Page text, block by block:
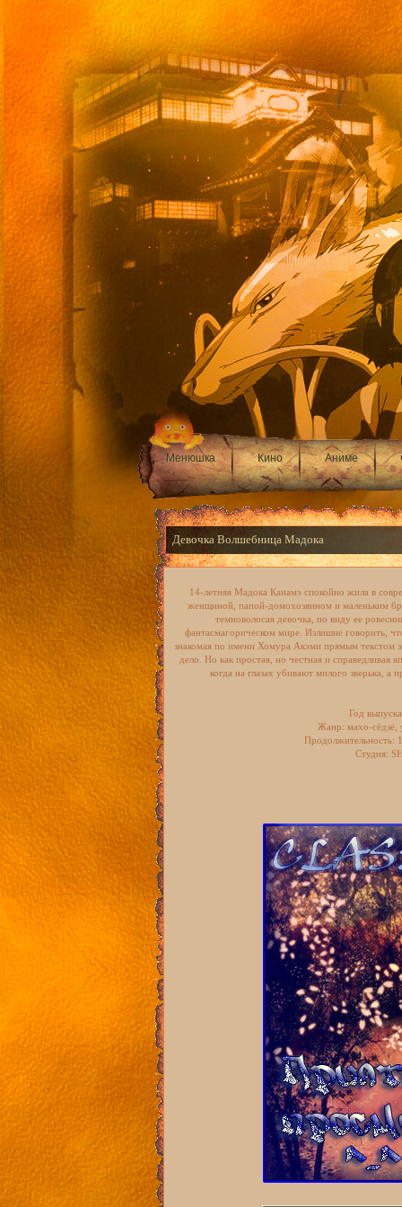
Менюшка Кино Аниме
Девочка Волшебница Мадока
14-летняя Мадока Канамэ спокойно жила в
женщиной, папой-домохозяином и маленьким
темноволосая девочка, по виду ее
фантасмагорическом мире. Излишне говорить,
знакомая по имени Хомура Акэми прямым текстом
дело. Но как простая, но честная и справедливая
когда на глазах убивают милого зверька,
Год
Жанр: махо-сёдзё,
Продолжительность:
Студия: